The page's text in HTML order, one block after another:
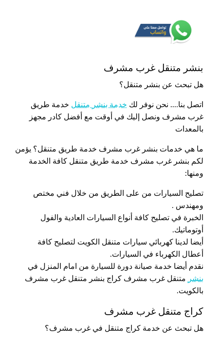
بنشر متنقل غرب مشرف
هل تبحث عن بنشر متنقل؟
اتصل بنا…. نحن نوفر لك خدمة بنشر متنقل خدمة طريق
غرب مشرف ونصل إليك في أوقت مع أفضل كادر مجهز
بالمعدات
ما هي خدمات بنشر غرب مشرف خدمة طريق متنقل؟ يؤمن
لكم بنشر غرب مشرف خدمة طريق متنقل كافة الخدمة
ومنها:
تصليح السيارات من على الطريق من خلال فني مختص
ومهندس .
الخبرة في تصليح كافة أنواع السيارات العادية والفول
أوتوماتيك.
أيضا لدينا كهربائي سيارات متنقل الكويت لتصليح كافة
أعطال الكهرباء في السيارات.
نقدم أيضا خدمة صيانة دورة للسيارة من امام المنزل في
بنشر
متنقل غرب مشرف كراج بنشر متنقل غرب مشرف
بالكويت.
كراج متنقل غرب مشرف
هل تبحث عن خدمة كراج متنقل في غرب مشرف؟